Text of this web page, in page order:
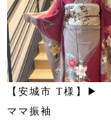
【安城市 T様】▶
ママ振袖